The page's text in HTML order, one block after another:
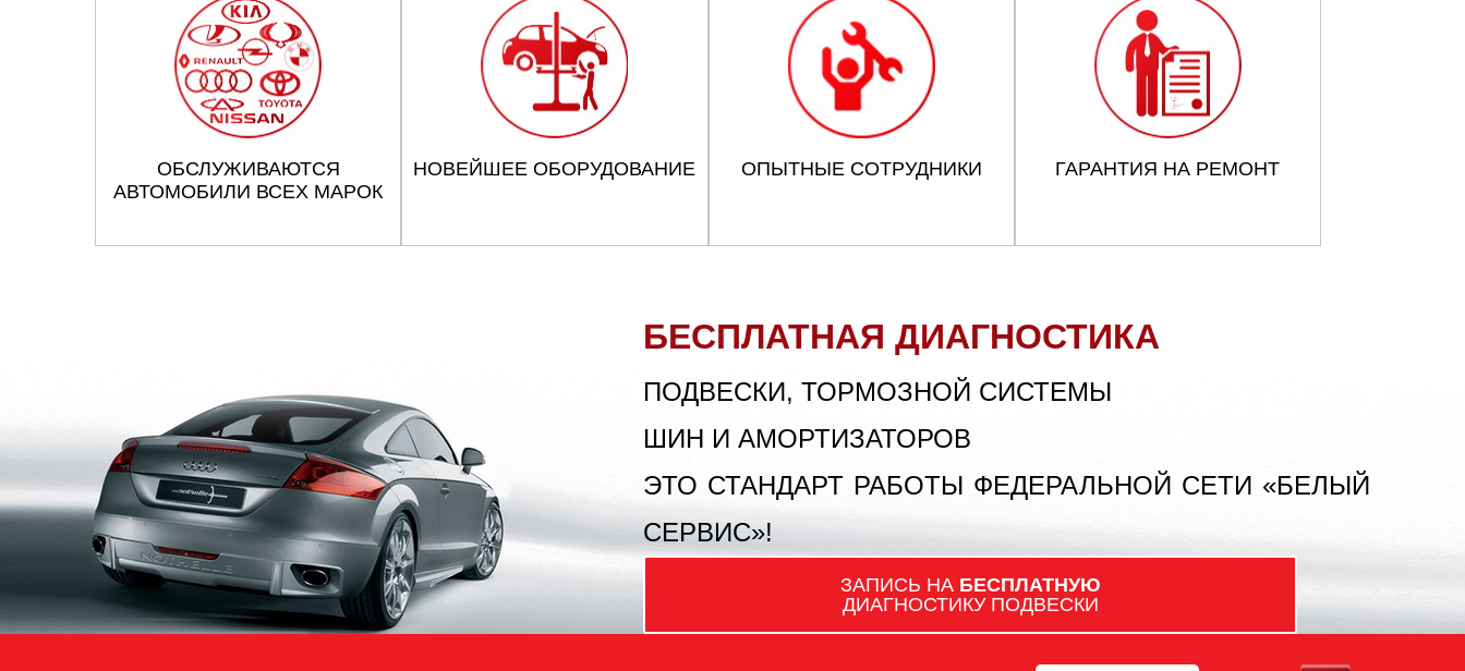
ОБСЛУЖИВАЮТСЯ
АВТОМОБИЛИ ВСЕХ МАРОК
НОВЕЙШЕЕ ОБОРУДОВАНИЕ ОПЫТНЫЕ СОТРУДНИКИ ГАРАНТИЯ НА РЕМОНТ
БЕСПЛАТНАЯ ДИАГНОСТИКА
ПОДВЕСКИ, ТОРМОЗНОЙ СИСТЕМЫ
ШИН И АМОРТИЗАТОРОВ
ЭТО СТАНДАРТ РАБОТЫ ФЕДЕРАЛЬНОЙ СЕТИ «БЕЛЫЙ
СЕРВИС»!
ЗАПИСЬ НА БЕСПЛАТНУЮ
ДИАГНОСТИКУ ПОДВЕСКИ